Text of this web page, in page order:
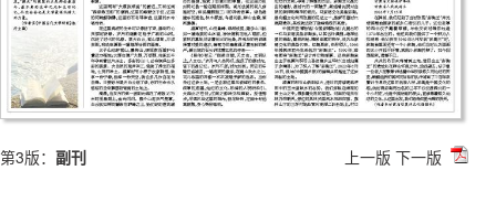
第3版： 副刊 上一版 下一版